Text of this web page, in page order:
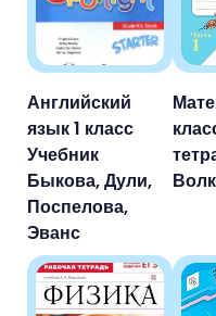
Английский
язык 1 класс
Учебник
Быкова, Дули,
Поспелова,
Эванс